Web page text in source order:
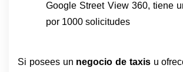
Google Street View 360, tiene
por 1000 solicitudes
Si posees un negocio de taxis u